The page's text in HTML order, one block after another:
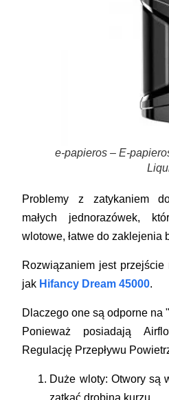
e-papieros – E-
Problemy z zatykaniem
małych jednorazówek,
wlotowe, łatwe do zaklejenia
Rozwiązaniem jest przejście
jak Hifancy Dream 45000.
Dlaczego one są odporne na
Ponieważ posiadają
Regulację Przepływu
Duże wloty: Otwory są
zatkać drobiną kurzu.